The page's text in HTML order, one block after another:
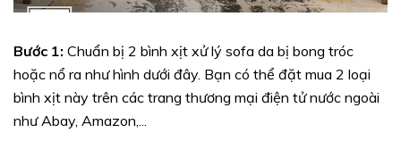
Bước 1: Chuẩn bị 2 bình xịt xử lý sofa da bị bong tróc
hoặc nổ ra như hình dưới đây. Bạn có thể đặt mua 2 loại
bình xịt này trên các trang thương mại điện tử nước ngoài
như Abay, Amazon,...